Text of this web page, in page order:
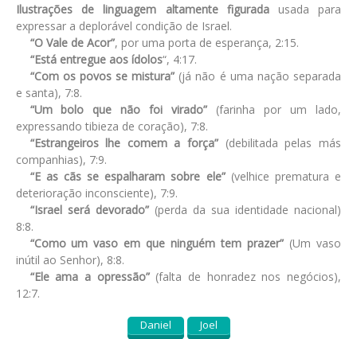
Ilustrações de linguagem altamente figuradausada para
expressar a deplorável condição de Israel.
“O Vale de Acor”, por uma porta de esperança, 2:15.
“Está entregue aos ídolos“, 4:17.
“Com os povos se mistura” (já não é uma nação separada
e santa), 7:8.
“Um bolo que não foi virado” (farinha por um lado,
expressando tibieza de coração), 7:8.
“Estrangeiros lhe comem a força” (debilitada pelas más
companhias), 7:9.
“E as cãs se espalharam sobre ele”(velhice prematura e
deterioração inconsciente), 7:9.
“Israel será devorado”(perda da sua identidade nacional)
8:8.
“Como um vaso em que ninguém tem prazer” (Um vaso
inútil ao Senhor), 8:8.
“Ele ama a opressão”(falta de honradez nos negócios),
12:7.
Daniel Joel